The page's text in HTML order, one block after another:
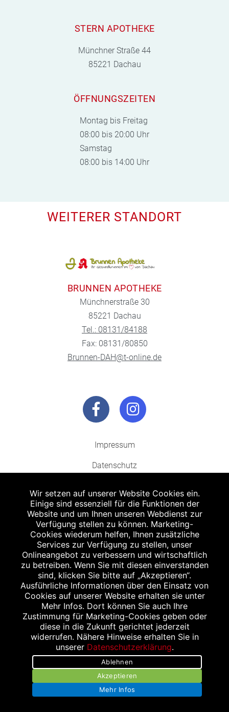
STERN APOTHEKE
Münchner Straße 44
85221 Dachau
ÖFFNUNGSZEITEN
Montag bis Freitag
08:00 bis 20:00 Uhr
Samstag
08:00 bis 14:00 Uhr
WEITERER STANDORT
BRUNNEN APOTHEKE
Münchnerstraße 30
85221 Dachau
Tel.: 08131/84188
Fax: 08131/80850
Brunnen-DAH@t-online.de
Impressum
Datenschutz
Kontakt
Bildnachweis
Abgabe in haushaltsüblichen Mengen, solange der Vorrat reicht. Für Druck-
und Satzfehler keine Haftung.
Zu Risiken und Nebenwirkungen lesen Sie die Packungsbeilage und fragen
Sie Ihren Arzt oder Apotheker.
Angabe nach der deutschen Arzneimitteltaxe Apothekenerstattungspreis
(AEP). Der AEP ist keine unverbindliche Preisempfehlung der Hersteller. Der
AEP ist ein von den Apotheken in Ansatz gebrachter Preis für rezeptfreie
Arzneimittel. Er entspricht in der Höhe dem für Apotheken verbindlichen
Abgabepreis, zu dem eine Apotheke in bestimmten Fällen (z.B. bei Kindern
unter 12 Jahren) das Produkt mit der gesetzlichen Krankenversicherung
abrechnet. Der AEP ist der allgemeine Erstattungspreis im Falle einer
Kostenübernahme durch die gesetzlichen Krankenkassen, vor Abzug eines
Zwangsrabattes (zur Zeit 5%) nach §130 Abs. 1 SGB V.
Wir setzen auf unserer Website Cookies ein.
Einige sind essenziell für die Funktionen der
Website und um Ihnen unseren Webdienst zur
Verfügung stellen zu können. Marketing-
Cookies wiederum helfen, Ihnen zusätzliche
Services zur Verfügung zu stellen, unser
Onlineangebot zu verbessern und wirtschaftlich
zu betreiben. Wenn Sie mit diesen einverstanden
sind, klicken Sie bitte auf „Akzeptieren“.
Ausführliche Informationen über den Einsatz von
Cookies auf unserer Website erhalten sie unter
Mehr Infos. Dort können Sie auch Ihre
Zustimmung für Marketing-Cookies geben oder
diese in die Zukunft gerichtet jederzeit
widerrufen. Nähere Hinweise erhalten Sie in
unserer Datenschutzerklärung.
Ablehnen
Akzeptieren
Mehr Infos